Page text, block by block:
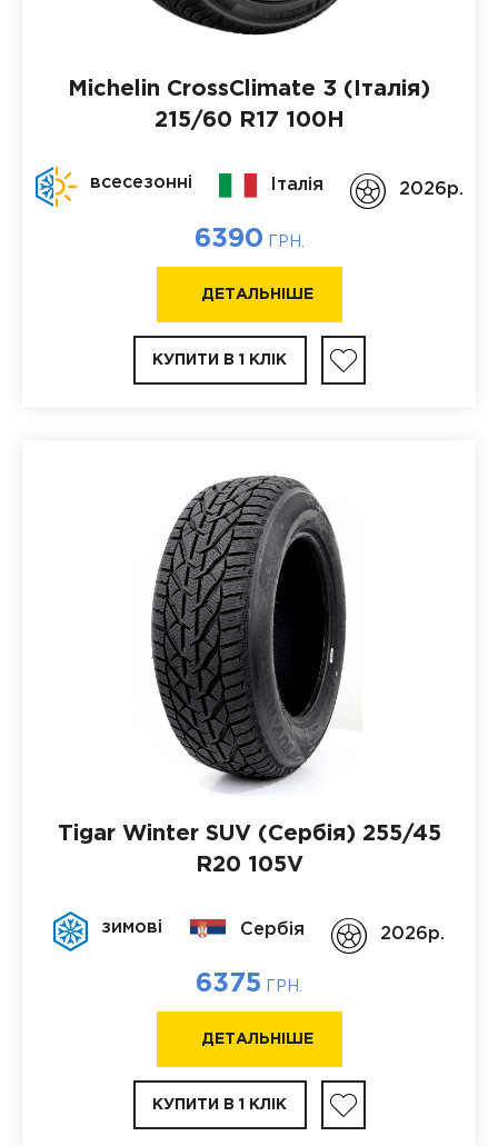
Michelin CrossClimate 3 (Італія)
215/60 R17 100H
всесезонні Італія 2026p.
6390 ГРН.
ДЕТАЛЬНІШЕ
КУПИТИ В 1 КЛІК
Tigar Winter SUV (Сербія) 255/45
R20 105V
зимові Сербія 2026p.
6375 ГРН.
ДЕТАЛЬНІШЕ
КУПИТИ В 1 КЛІК